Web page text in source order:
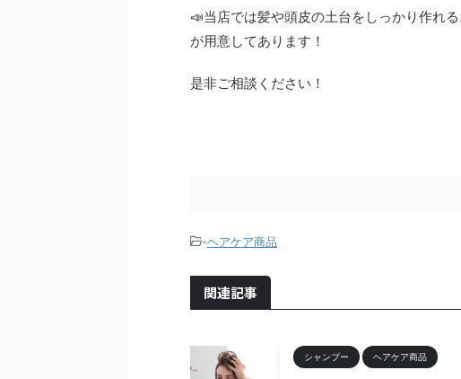
📣当店では髪や頭皮の土台をしっかり作れ
が用意してあります！
是非ご相談ください！
-ヘアケア商品
関連記事
シャンプー ヘアケア商品